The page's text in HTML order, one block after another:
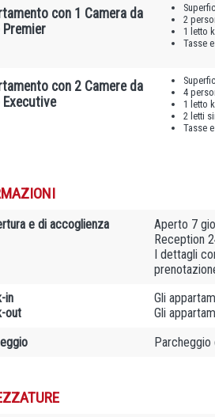
con 1 Camera da
2
1 letto
Tasse
con 2 Camere da
Executive
4
1 letto
2 letti
Tasse
e di accoglienza
Aperto 7
Reception
I dettagli
in
out
Gli
Gli
Parcheggio